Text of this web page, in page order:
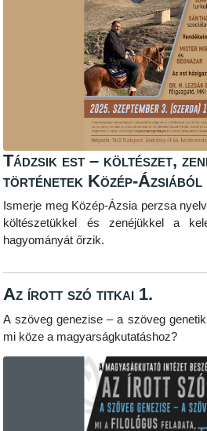
Tádzsik est – költészet,
történetek Közép-Ázsiából
Ismerje meg Közép-Ázsia perzsa
költészetükkel és zenéjükkel a
hagyományát őrzik.
Az írott szó titkai 1.
A szöveg genezise – a szöveg
mi köze a magyarságkutatáshoz?